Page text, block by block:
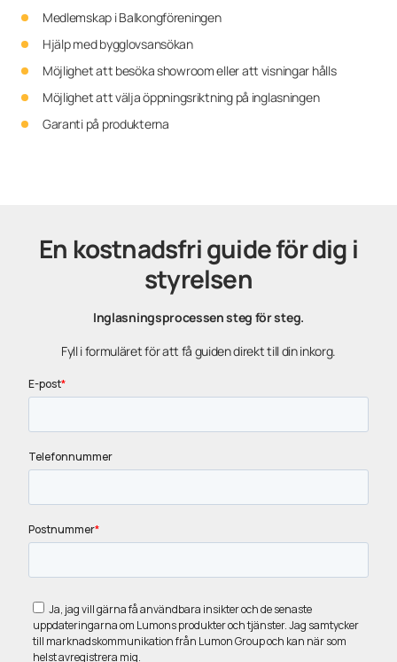
Medlemskap i Balkongföreningen
Hjälp med bygglovsansökan
Möjlighet att besöka showroom eller att visningar hålls
Möjlighet att välja öppningsriktning på inglasningen
Garanti på produkterna
En kostnadsfri guide för dig i
styrelsen
Inglasningsprocessen steg för steg.
Fyll i formuläret för att få guiden direkt till din inkorg.